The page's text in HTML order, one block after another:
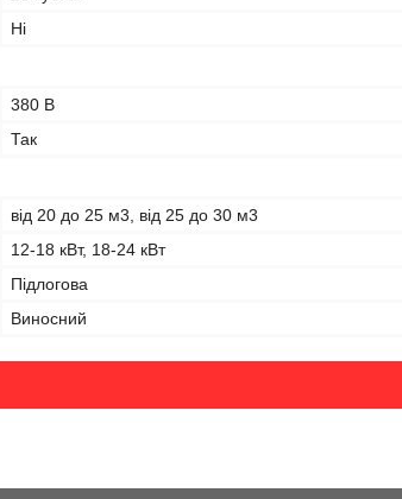
Ні
380 В
Так
від 20 до 25 м3, від 25 до 30 м3
12-18 кВт, 18-24 кВт
Підлогова
Виносний